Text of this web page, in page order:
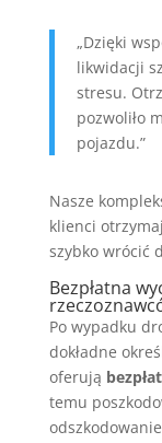
„Dzięki
likwidacji
stresu.
pozwoliło
pojazdu.”
Nasze
klienci
szybko wrócić
Bezpłatna
Po wypadku
dokładne
oferują
temu